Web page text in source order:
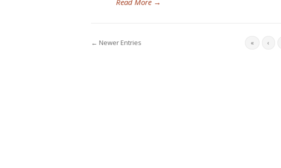
Read More →
← Newer Entries « ‹